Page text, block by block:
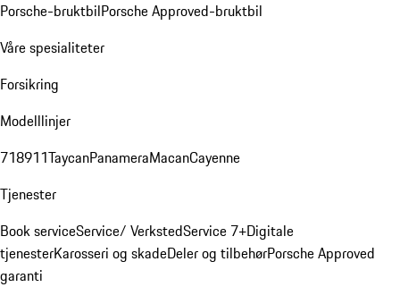
Porsche-bruktbilPorsche Approved-bruktbil
Våre spesialiteter
Forsikring
Modelllinjer
718911TaycanPanameraMacanCayenne
Tjenester
Book serviceService/ VerkstedService 7+Digitale
tjenesterKarosseri og skadeDeler og tilbehørPorsche Approved
garanti